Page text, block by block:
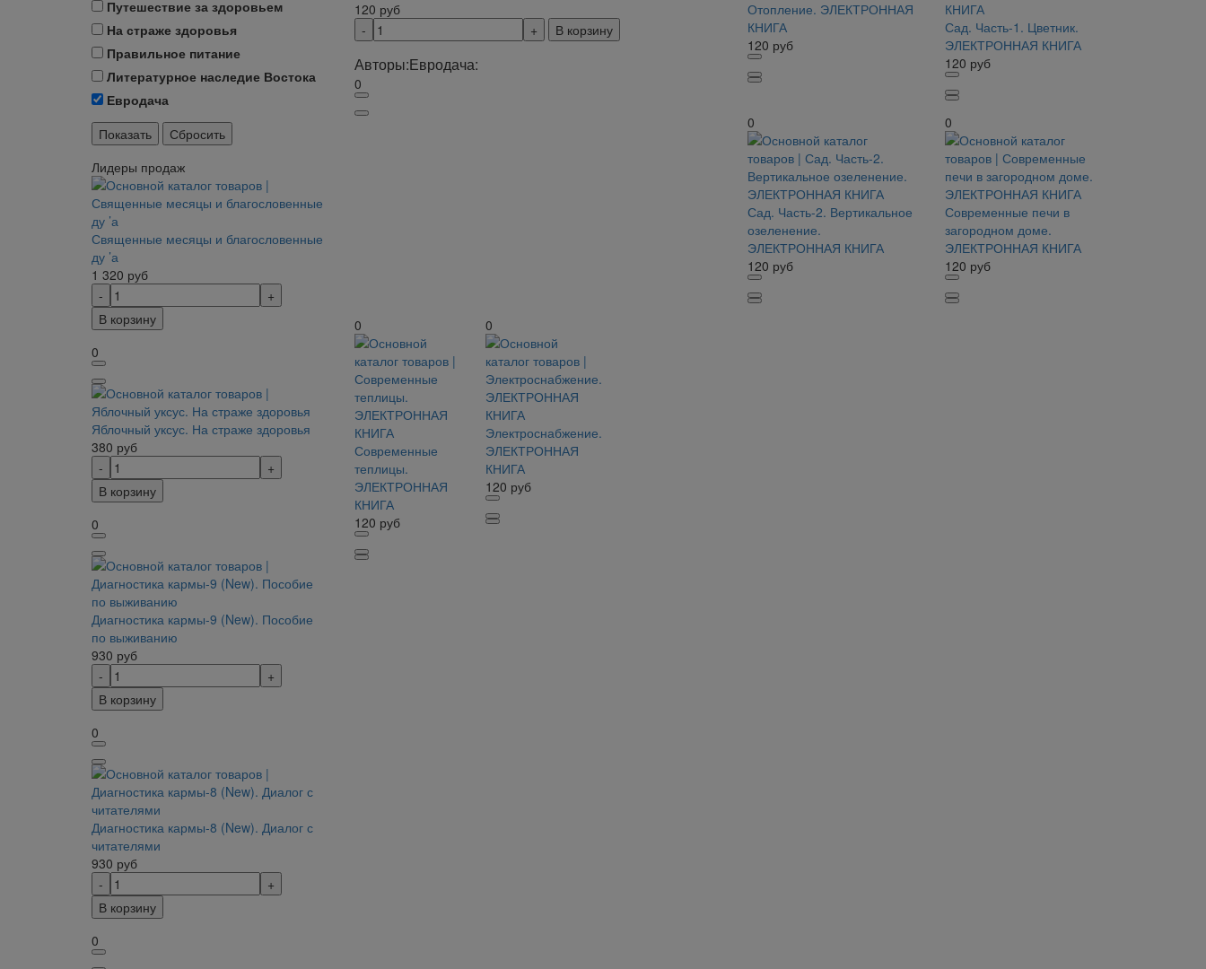
Путешествие за здоровьем
На страже здоровья
Правильное питание
Литературное наследие Востока
Евродача
Лидеры продаж
Священные месяцы и благословенные
ду ’а
1 320 руб
В корзину
0
Яблочный уксус. На страже здоровья
380 руб
В корзину
0
Диагностика кармы-9 (New). Пособие
по выживанию
930 руб
В корзину
0
Диагностика кармы-8 (New). Диалог с
читателями
930 руб
В корзину
0
120 руб
В корзину
Авторы:Евродача:
0
Отопление. ЭЛЕКТРОННАЯ
КНИГА
120 руб
Сад. Часть-1. Цветник.
ЭЛЕКТРОННАЯ КНИГА
120 руб
0
Сад. Часть-2. Вертикальное
озеленение.
ЭЛЕКТРОННАЯ КНИГА
120 руб
0
Современные печи в
загородном доме.
ЭЛЕКТРОННАЯ КНИГА
120 руб
0
Современные
теплицы.
ЭЛЕКТРОННАЯ
КНИГА
120 руб
0
Электроснабжение.
ЭЛЕКТРОННАЯ
КНИГА
120 руб